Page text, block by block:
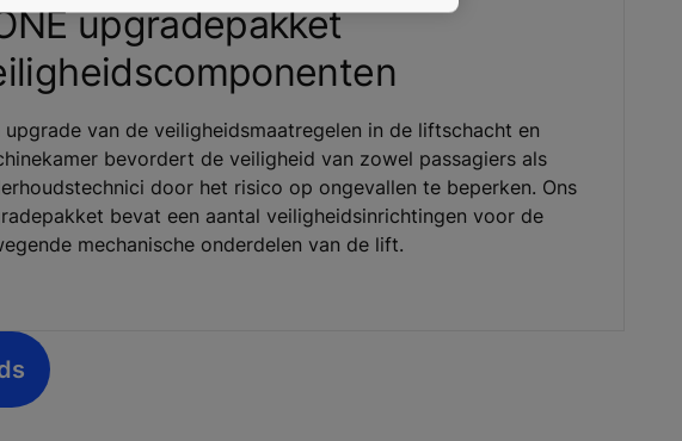
upgradepakket
upgrade van de veiligheidsmaatregelen in de liftschacht en
bevordert de veiligheid van zowel passagiers als
door het risico op ongevallen te beperken. Ons
bevat een aantal veiligheidsinrichtingen voor de
mechanische onderdelen van de lift.